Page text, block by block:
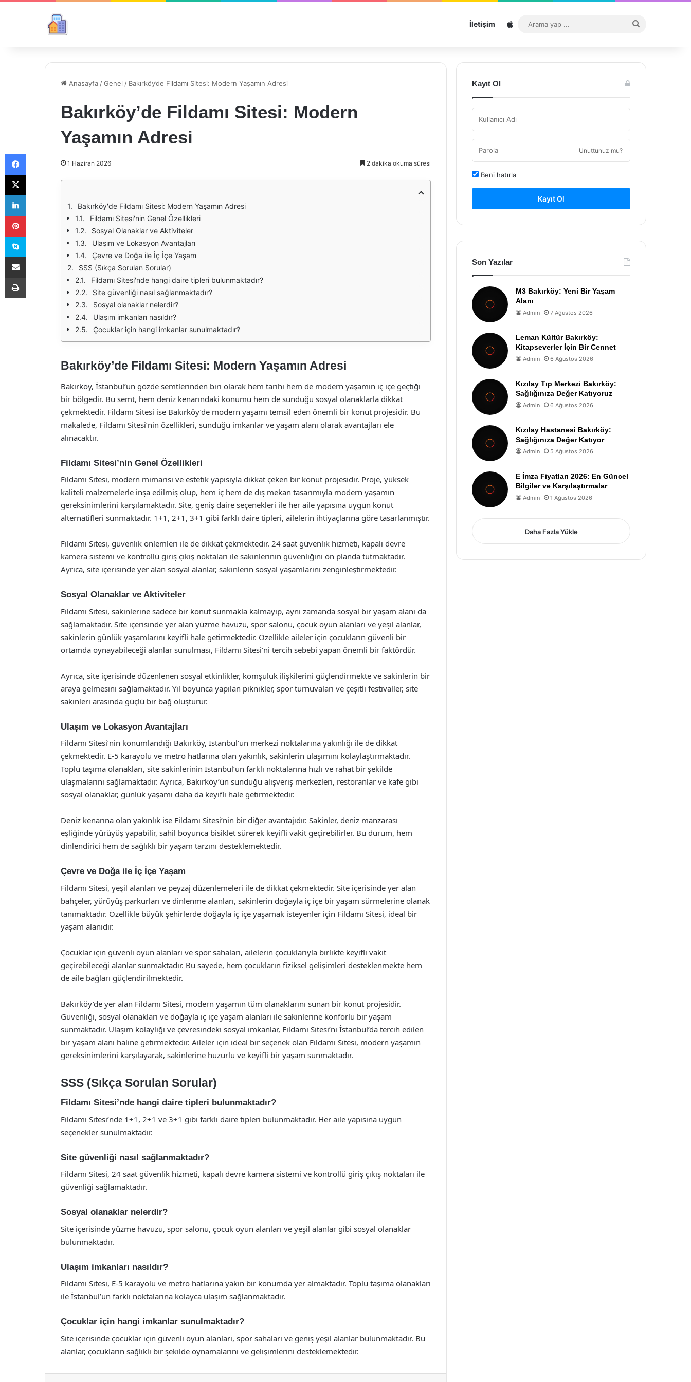
İletişim Sitemap
...
Anasayfa /Genel / Bakırköy’de Fildamı Sitesi: Modern Yaşamın Adresi
Bakırköy’de Fildamı Sitesi: Modern
Yaşamın Adresi
1 Haziran 2026 2 dakika okuma süresi
Bakırköy'de Fildamı Sitesi: Modern Yaşamın Adresi
Fildamı Sitesi'nin Genel Özellikleri
Sosyal Olanaklar ve Aktiviteler
Ulaşım ve Lokasyon Avantajları
Çevre ve Doğa ile İç İçe Yaşam
SSS (Sıkça Sorulan Sorular)
Fildamı Sitesi'nde hangi daire tipleri bulunmaktadır?
Site güvenliği nasıl sağlanmaktadır?
Sosyal olanaklar nelerdir?
Ulaşım imkanları nasıldır?
Çocuklar için hangi imkanlar sunulmaktadır?
Bakırköy’de Fildamı Sitesi: Modern Yaşamın Adresi
Bakırköy, İstanbul’un gözde semtlerinden biri olarak hem tarihi hem de modern yaşamın iç içe geçtiği
bir bölgedir. Bu semt, hem deniz kenarındaki konumu hem de sunduğu sosyal olanaklarla dikkat
çekmektedir. Fildamı Sitesi ise Bakırköy’de modern yaşamı temsil eden önemli bir konut projesidir. Bu
makalede, Fildamı Sitesi’nin özellikleri, sunduğu imkanlar ve yaşam alanı olarak avantajları ele
alınacaktır.
Fildamı Sitesi’nin Genel Özellikleri
Fildamı Sitesi, modern mimarisi ve estetik yapısıyla dikkat çeken bir konut projesidir. Proje, yüksek
kaliteli malzemelerle inşa edilmiş olup, hem iç hem de dış mekan tasarımıyla modern yaşamın
gereksinimlerini karşılamaktadır. Site, geniş daire seçenekleri ile her aile yapısına uygun konut
alternatifleri sunmaktadır. 1+1, 2+1, 3+1 gibi farklı daire tipleri, ailelerin ihtiyaçlarına göre tasarlanmıştır.
Fildamı Sitesi, güvenlik önlemleri ile de dikkat çekmektedir. 24 saat güvenlik hizmeti, kapalı devre
kamera sistemi ve kontrollü giriş çıkış noktaları ile sakinlerinin güvenliğini ön planda tutmaktadır.
Ayrıca, site içerisinde yer alan sosyal alanlar, sakinlerin sosyal yaşamlarını zenginleştirmektedir.
Sosyal Olanaklar ve Aktiviteler
Fildamı Sitesi, sakinlerine sadece bir konut sunmakla kalmayıp, aynı zamanda sosyal bir yaşam alanı da
sağlamaktadır. Site içerisinde yer alan yüzme havuzu, spor salonu, çocuk oyun alanları ve yeşil alanlar,
sakinlerin günlük yaşamlarını keyifli hale getirmektedir. Özellikle aileler için çocukların güvenli bir
ortamda oynayabileceği alanlar sunulması, Fildamı Sitesi’ni tercih sebebi yapan önemli bir faktördür.
Ayrıca, site içerisinde düzenlenen sosyal etkinlikler, komşuluk ilişkilerini güçlendirmekte ve sakinlerin bir
araya gelmesini sağlamaktadır. Yıl boyunca yapılan piknikler, spor turnuvaları ve çeşitli festivaller, site
sakinleri arasında güçlü bir bağ oluşturur.
Ulaşım ve Lokasyon Avantajları
Fildamı Sitesi’nin konumlandığı Bakırköy, İstanbul’un merkezi noktalarına yakınlığı ile de dikkat
çekmektedir. E-5 karayolu ve metro hatlarına olan yakınlık, sakinlerin ulaşımını kolaylaştırmaktadır.
Toplu taşıma olanakları, site sakinlerinin İstanbul’un farklı noktalarına hızlı ve rahat bir şekilde
ulaşmalarını sağlamaktadır. Ayrıca, Bakırköy’ün sunduğu alışveriş merkezleri, restoranlar ve kafe gibi
sosyal olanaklar, günlük yaşamı daha da keyifli hale getirmektedir.
Deniz kenarına olan yakınlık ise Fildamı Sitesi’nin bir diğer avantajıdır. Sakinler, deniz manzarası
eşliğinde yürüyüş yapabilir, sahil boyunca bisiklet sürerek keyifli vakit geçirebilirler. Bu durum, hem
dinlendirici hem de sağlıklı bir yaşam tarzını desteklemektedir.
Çevre ve Doğa ile İç İçe Yaşam
Fildamı Sitesi, yeşil alanları ve peyzaj düzenlemeleri ile de dikkat çekmektedir. Site içerisinde yer alan
bahçeler, yürüyüş parkurları ve dinlenme alanları, sakinlerin doğayla iç içe bir yaşam sürmelerine olanak
tanımaktadır. Özellikle büyük şehirlerde doğayla iç içe yaşamak isteyenler için Fildamı Sitesi, ideal bir
yaşam alanıdır.
Çocuklar için güvenli oyun alanları ve spor sahaları, ailelerin çocuklarıyla birlikte keyifli vakit
geçirebileceği alanlar sunmaktadır. Bu sayede, hem çocukların fiziksel gelişimleri desteklenmekte hem
de aile bağları güçlendirilmektedir.
Bakırköy’de yer alan Fildamı Sitesi, modern yaşamın tüm olanaklarını sunan bir konut projesidir.
Güvenliği, sosyal olanakları ve doğayla iç içe yaşam alanları ile sakinlerine konforlu bir yaşam
sunmaktadır. Ulaşım kolaylığı ve çevresindeki sosyal imkanlar, Fildamı Sitesi’ni İstanbul’da tercih edilen
bir yaşam alanı haline getirmektedir. Aileler için ideal bir seçenek olan Fildamı Sitesi, modern yaşamın
gereksinimlerini karşılayarak, sakinlerine huzurlu ve keyifli bir yaşam sunmaktadır.
SSS (Sıkça Sorulan Sorular)
Fildamı Sitesi’nde hangi daire tipleri bulunmaktadır?
Fildamı Sitesi’nde 1+1, 2+1 ve 3+1 gibi farklı daire tipleri bulunmaktadır. Her aile yapısına uygun
seçenekler sunulmaktadır.
Site güvenliği nasıl sağlanmaktadır?
Fildamı Sitesi, 24 saat güvenlik hizmeti, kapalı devre kamera sistemi ve kontrollü giriş çıkış noktaları ile
güvenliği sağlamaktadır.
Sosyal olanaklar nelerdir?
Site içerisinde yüzme havuzu, spor salonu, çocuk oyun alanları ve yeşil alanlar gibi sosyal olanaklar
bulunmaktadır.
Ulaşım imkanları nasıldır?
Fildamı Sitesi, E-5 karayolu ve metro hatlarına yakın bir konumda yer almaktadır. Toplu taşıma olanakları
ile İstanbul’un farklı noktalarına kolayca ulaşım sağlanmaktadır.
Çocuklar için hangi imkanlar sunulmaktadır?
Site içerisinde çocuklar için güvenli oyun alanları, spor sahaları ve geniş yeşil alanlar bulunmaktadır. Bu
alanlar, çocukların sağlıklı bir şekilde oynamalarını ve gelişimlerini desteklemektedir.
Kayıt Ol
Unuttunuz mu?
Beni hatırla
Kayıt Ol
Son Yazılar
M3 Bakırköy: Yeni Bir Yaşam
Alanı
Admin 7 Ağustos 2026
Leman Kültür Bakırköy:
Kitapseverler İçin Bir Cennet
Admin 6 Ağustos 2026
Kızılay Tıp Merkezi Bakırköy:
Sağlığınıza Değer Katıyoruz
Admin 6 Ağustos 2026
Kızılay Hastanesi Bakırköy:
Sağlığınıza Değer Katıyor
Admin 5 Ağustos 2026
E İmza Fiyatları 2026: En Güncel
Bilgiler ve Karşılaştırmalar
Admin 1 Ağustos 2026
Daha Fazla Yükle
Facebook
X
LinkedIn
Pinterest
Skype
E-Posta ile paylaş